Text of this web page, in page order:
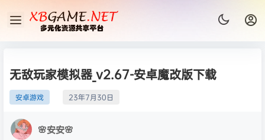
无敌玩家模拟器_v2.67-安卓魔改版下载
安卓游戏 23年7月30日
🌸安安🌸